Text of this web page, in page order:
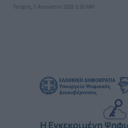
Τετάρτη, 5 Αυγούστου 2026 3:50 ΜΜ